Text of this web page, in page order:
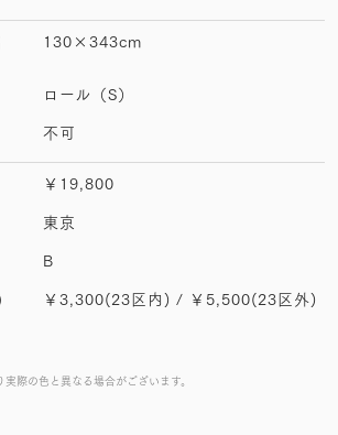
際の色と異なる場合がございます。
130×343cm
ロール（S）
不可
￥19,800
東京
B
￥3,300(23区内) / ￥5,500(23区外)